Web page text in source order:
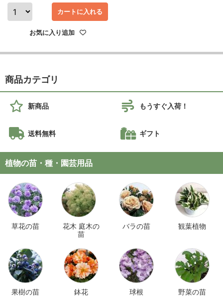
カートに入れる
お気に入り追加
商品カテゴリ
新商品 もうすぐ入荷！
送料無料 ギフト
植物の苗・種・園芸用品
草花の苗
花木 庭木の
苗
バラの苗 観葉植物
果樹の苗 鉢花 球根 野菜の苗